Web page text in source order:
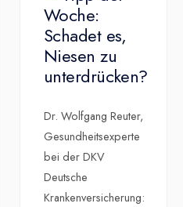
Woche:
Schadet es,
Niesen zu
unterdrücken?
Dr. Wolfgang Reuter,
Gesundheitsexperte
bei der DKV
Deutsche
Krankenversicherung: